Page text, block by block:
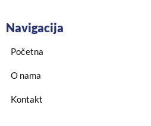
Navigacija
Početna
O nama
Kontakt